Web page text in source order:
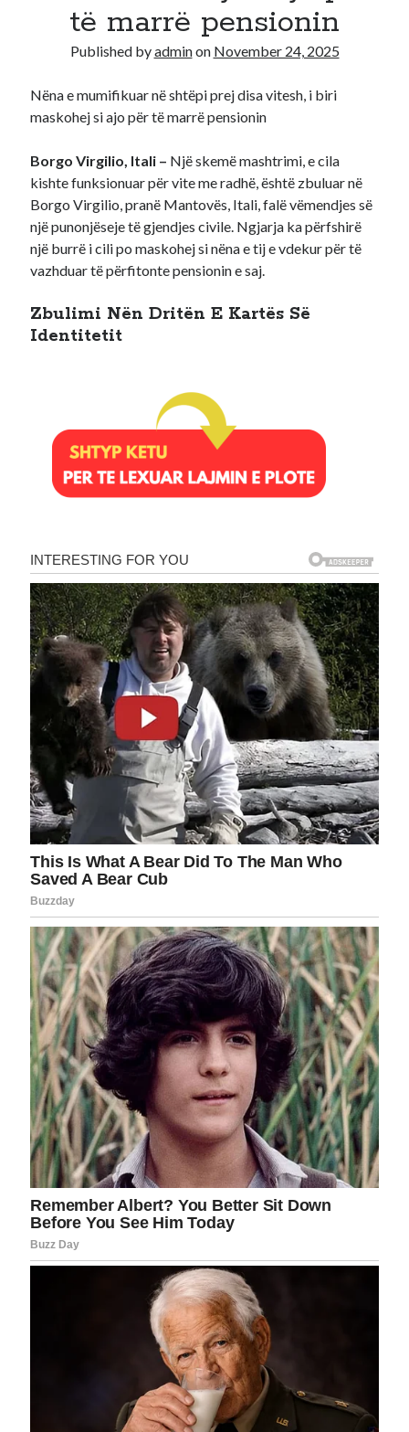
Recent Comments
të marrë pensionin
Published byadminon November 24, 2025
Nëna e mumifikuar në shtëpi prej disa vitesh, i biri
maskohej si ajo për të marrë pensionin
Borgo Virgilio, Itali – Një skemë mashtrimi, e cila
kishte funksionuar për vite me radhë, është zbuluar në
Borgo Virgilio, pranë Mantovës, Itali, falë vëmendjes së
një punonjëseje të gjendjes civile. Ngjarja ka përfshirë
një burrë i cili po maskohej si nëna e tij e vdekur për të
vazhduar të përfitonte pensionin e saj.
Zbulimi Nën Dritën E Kartës Së
Identitetit